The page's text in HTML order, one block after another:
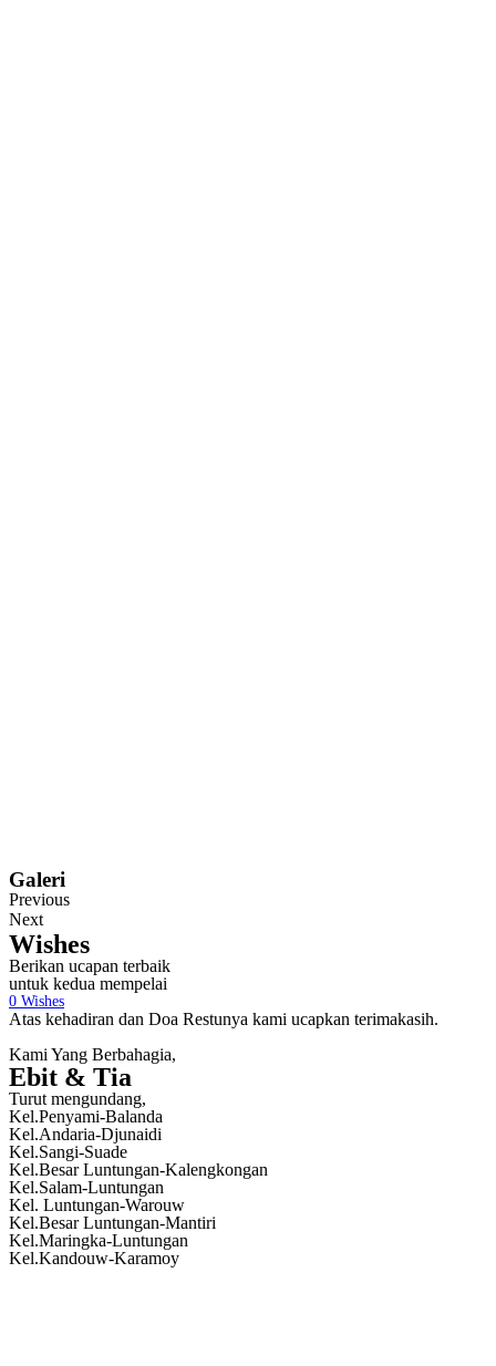
Galeri
Previous
Next
Wishes
Berikan ucapan terbaik
untuk kedua mempelai
0 Wishes
Atas kehadiran dan Doa Restunya kami ucapkan terimakasih.
Kami Yang Berbahagia,
Ebit & Tia
Turut mengundang,
Kel.Penyami-Balanda
Kel.Andaria-Djunaidi
Kel.Sangi-Suade
Kel.Besar Luntungan-Kalengkongan
Kel.Salam-Luntungan
Kel. Luntungan-Warouw
Kel.Besar Luntungan-Mantiri
Kel.Maringka-Luntungan
Kel.Kandouw-Karamoy